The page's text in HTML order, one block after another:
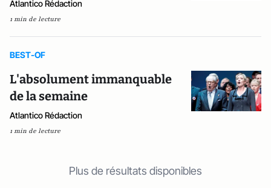
Atlantico Rédaction
1 min de lecture
BEST-OF
L'absolument immanquable
de la semaine
Atlantico Rédaction
1 min de lecture
Plus de résultats disponibles